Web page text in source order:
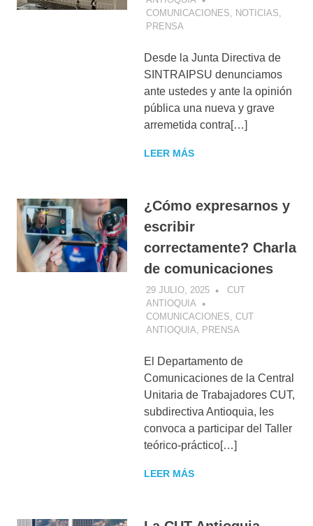
COMUNICACIONES
NOTICIAS
PRENSA
Desde la Junta Directiva de
SINTRAIPSU denunciamos
ante ustedes y ante la opinión
pública una nueva y grave
arremetida contra[…]
LEER MÁS
¿Cómo expresarnos y
escribir
correctamente? Charla
de comunicaciones
29 JULIO, 2025
CUT
ANTIOQUIA
COMUNICACIONES, CUT
ANTIOQUIA, PRENSA
El Departamento de
Comunicaciones de la Central
Unitaria de Trabajadores CUT,
subdirectiva Antioquia, les
convoca a participar del Taller
teórico-práctico[…]
LEER MÁS